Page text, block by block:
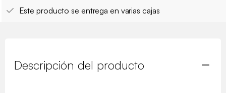
Este producto se entrega en varias cajas
Descripción del producto